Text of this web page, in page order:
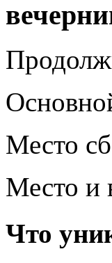
Место
Место и
Что